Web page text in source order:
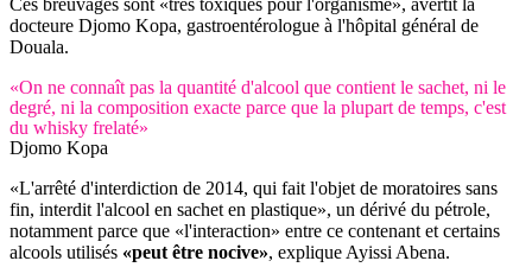
docteure Djomo Kopa, gastroentérologue à l'hôpital général de
Douala.
«On ne connaît pas la quantité d'alcool que contient le sachet, ni le
degré, ni la composition exacte parce que la plupart de temps, c'est
du whisky frelaté»
Djomo Kopa
«L'arrêté d'interdiction de 2014, qui fait l'objet de moratoires sans
fin, interdit l'alcool en sachet en plastique», un dérivé du pétrole,
notamment parce que «l'interaction» entre ce contenant et certains
alcools utilisés «peut être nocive», explique Ayissi Abena.